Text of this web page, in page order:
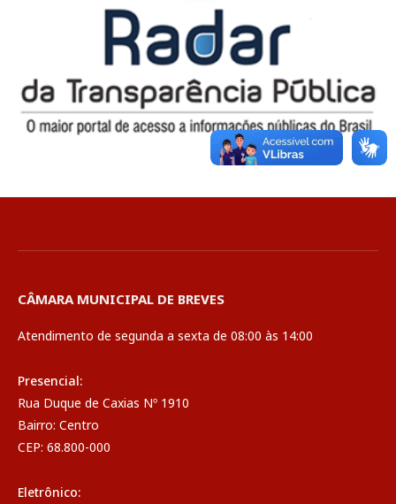
CÂMARA MUNICIPAL DE BREVES
Atendimento de segunda a sexta de 08:00 às 14:00
Presencial:
Rua Duque de Caxias Nº 1910
Bairro: Centro
CEP: 68.800-000
Eletrônico: